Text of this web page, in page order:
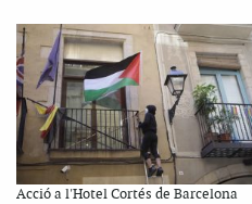
Acció a l'Hotel Cortés de Barcelona